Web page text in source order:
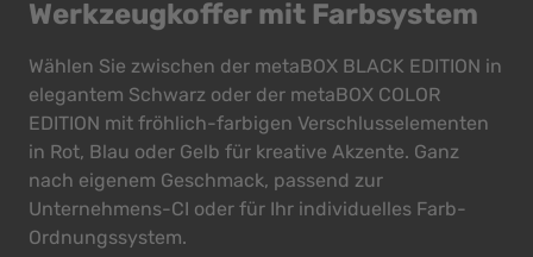
Werkzeugkoffer mit Farbsystem
Wählen Sie zwischen der metaBOX BLACK EDITION in
elegantem Schwarz oder der metaBOX COLOR
EDITION mit fröhlich-farbigen Verschlusselementen
in Rot, Blau oder Gelb für kreative Akzente. Ganz
nach eigenem Geschmack, passend zur
Unternehmens-CI oder für Ihr individuelles Farb-
Ordnungssystem.